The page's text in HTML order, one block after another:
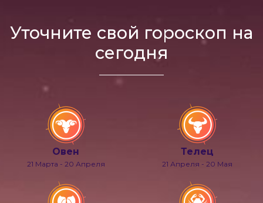
Уточните свой гороскоп на
сегодня
Овен
21 Марта - 20 Апреля
Телец
21 Апреля - 20 Мая